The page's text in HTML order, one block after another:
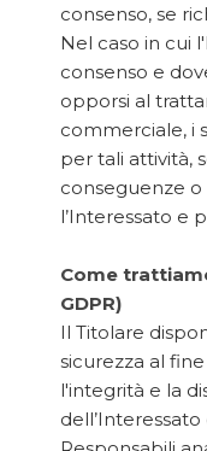
consenso, se
Nel caso in cui
consenso e
opporsi al
commerciale, i
per tali attività,
conseguenze
l’Interessato e
Come
GDPR)
Il Titolare
sicurezza al
l'integrità e la